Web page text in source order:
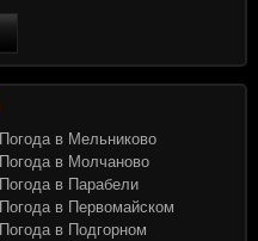
Погода в Мельниково
Погода в Молчаново
Погода в Парабели
Погода в Первомайском
Погода в Подгорном